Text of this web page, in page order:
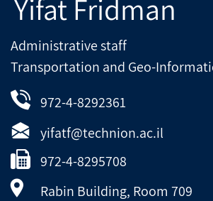
Yifat Fridman
Administrative staff
Transportation and Geo-
972-4-8292361
yifatf@technion.ac.il
972-4-8295708
Rabin Building, Room 709